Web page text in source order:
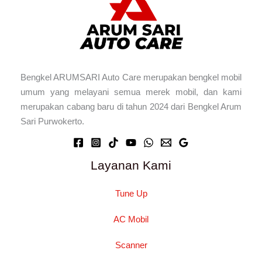
Bengkel ARUMSARI Auto Care merupakan bengkel mobil
umum yang melayani semua merek mobil, dan kami
merupakan cabang baru di tahun 2024 dari Bengkel Arum
Sari Purwokerto.
Layanan Kami
Tune Up
AC Mobil
Scanner